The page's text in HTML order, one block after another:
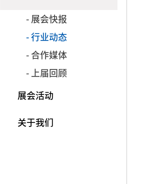
- 展会快报
- 行业动态
- 合作媒体
- 上届回顾
展会活动
关于我们